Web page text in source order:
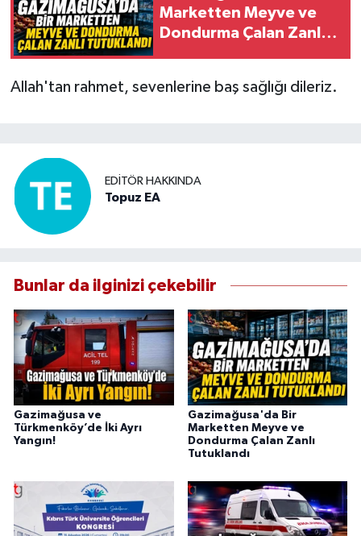
Marketten Meyve ve
Dondurma Çalan Zanlı
Allah'tan rahmet, sevenlerine baş sağlığı dileriz.
EDITÖR HAKKINDA
Topuz EA
Bunlar da ilginizi çekebilir
Gazimağusa ve
Türkmenköy’de İki Ayrı
Yangın!
Gazimağusa'da Bir
Marketten Meyve ve
Dondurma Çalan Zanlı
Tutuklandı